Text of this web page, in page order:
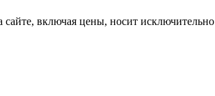
включая цены, носит